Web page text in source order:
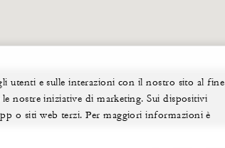
utenti e sulle interazioni con il nostro sito al fine
nostre iniziative di marketing. Sui dispositivi
o siti web terzi. Per maggiori informazioni è